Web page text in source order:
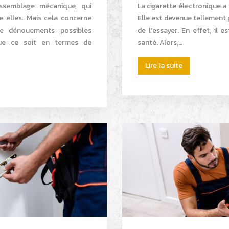
mécanique, qui
elles. Mais cela concerne
possibles
ce soit en termes de
La cigarette électronique a
Elle est devenue
de l’essayer. En effet, il
santé. Alors,…
Lire la suite